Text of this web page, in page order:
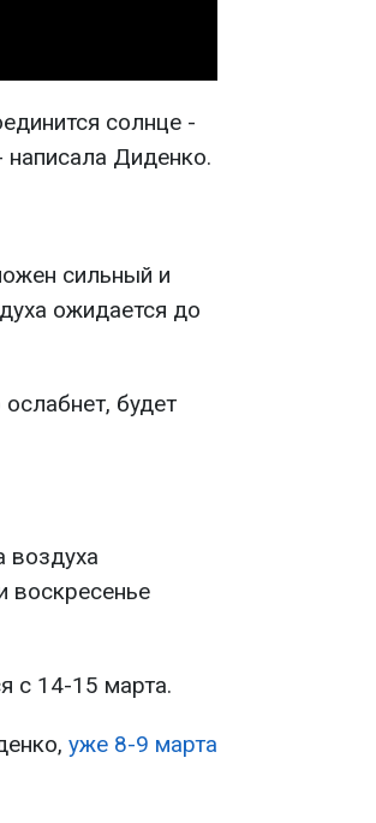
солнце -
написала Диденко.
сильный и
ожидается до
будет
воздуха
воскресенье
с 14-15 марта.
уже 8-9 марта